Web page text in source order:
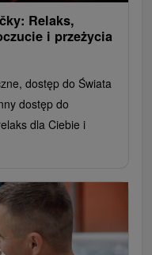
Relaks,
i przeżycia
dostęp do Świata
dostęp do
dla Ciebie i